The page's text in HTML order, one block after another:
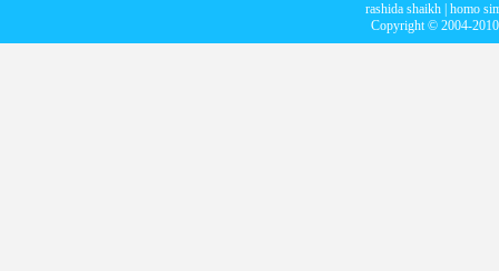
rashida shaikh homo
Copyright © 2004-